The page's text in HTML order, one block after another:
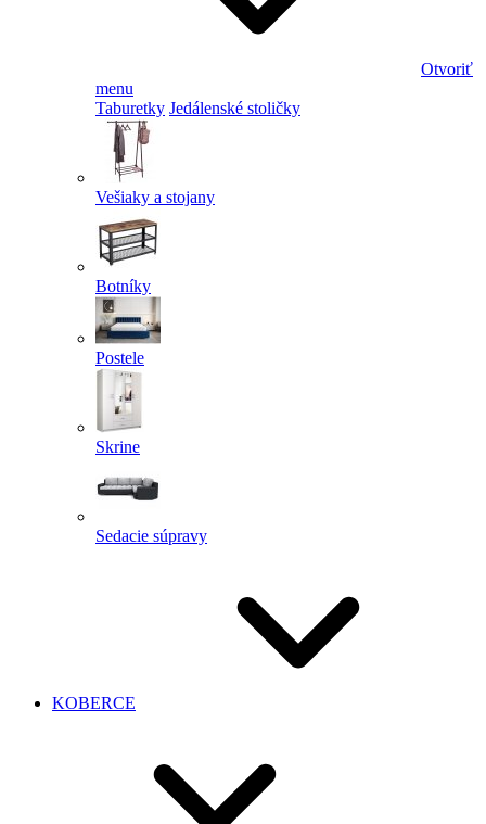
Otvoriť
menu
Taburetky Jedálenské stoličky
Vešiaky a stojany
Botníky
Postele
Skrine
Sedacie súpravy
KOBERCE